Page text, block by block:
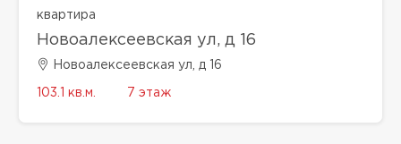
квартира
Новоалексеевская ул, д 16
Новоалексеевская ул, д 16
103.1 кв.м. 7 этаж